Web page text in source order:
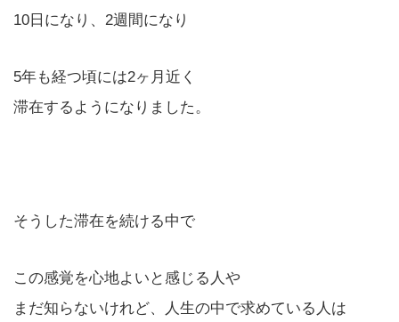
10日になり、2週間になり
5年も経つ頃には2ヶ月近く
滞在するようになりました。
そうした滞在を続ける中で
この感覚を心地よいと感じる人や
まだ知らないけれど、人生の中で求めている人は